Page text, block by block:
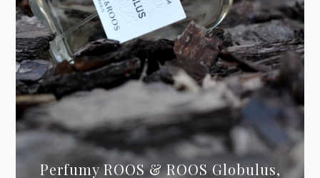
Perfumy ROOS & ROOS Globulus,